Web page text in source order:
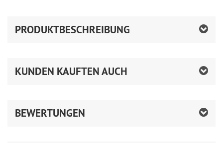
PRODUKTBESCHREIBUNG
KUNDEN KAUFTEN AUCH
BEWERTUNGEN